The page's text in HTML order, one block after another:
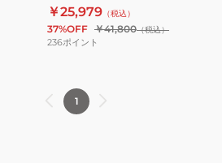
￥25,979 （税込）
37%OFF ￥41,800（税込）
236ポイント
1